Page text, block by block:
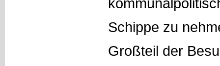
Schippe zu
Großteil der